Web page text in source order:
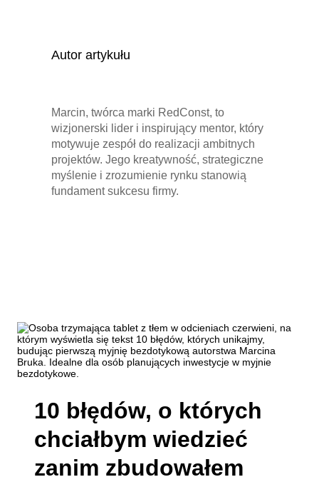
Autor artykułu
Marcin, twórca marki RedConst, to
wizjonerski lider i inspirujący mentor, który
motywuje zespół do realizacji ambitnych
projektów. Jego kreatywność, strategiczne
myślenie i zrozumienie rynku stanowią
fundament sukcesu firmy.
10 błędów, o których
chciałbym wiedzieć
zanim zbudowałem